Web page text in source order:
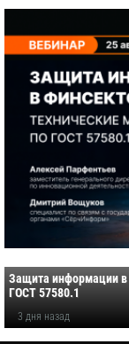
Защита информации в
ГОСТ 57580.1
3 дня назад